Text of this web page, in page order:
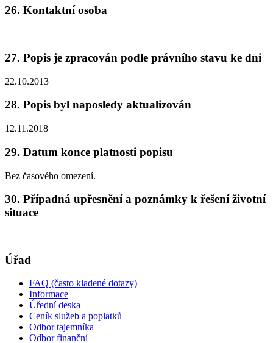
26. Kontaktní osoba
27. Popis je zpracován podle právního stavu ke dni
22.10.2013
28. Popis byl naposledy aktualizován
12.11.2018
29. Datum konce platnosti popisu
Bez časového omezení.
30. Případná upřesnění a poznámky k řešení životní
situace
Úřad
FAQ (často kladené dotazy)
Informace
Úřední deska
Ceník služeb a poplatků
Odbor tajemníka
Odbor finanční